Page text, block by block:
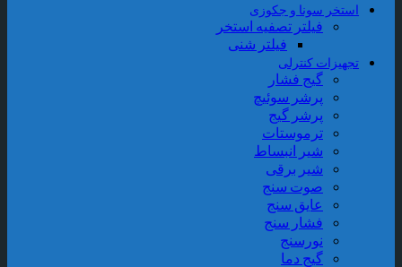
سونا و جکوزی
فیلتر تصفیه استخر
فیلتر شنی
کنترلی
گیج فشار
پرشر سوئیچ
پرشر گیج
ترموستات
شیر انبساط
شیر برقی
صوت سنج
عایق سنج
فشار سنج
نورسنج
گیج دما